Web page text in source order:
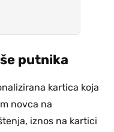
putnika
kartica koja
novca na
iznos na kartici